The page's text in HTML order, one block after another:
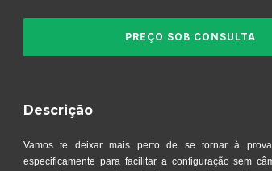
Descrição
Vamos te deixar mais perto de se tornar à
especificamente para facilitar a configuração sem